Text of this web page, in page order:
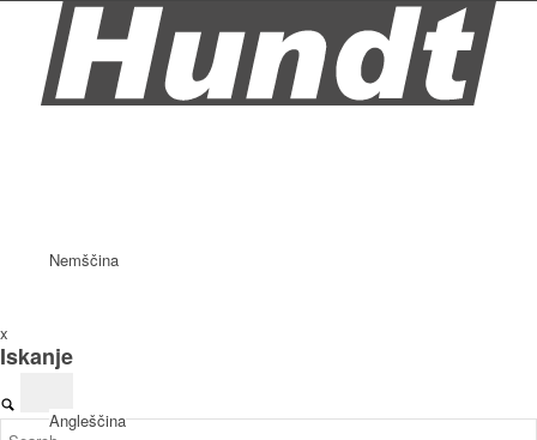
Nemščina
Angleščina
x
Iskanje